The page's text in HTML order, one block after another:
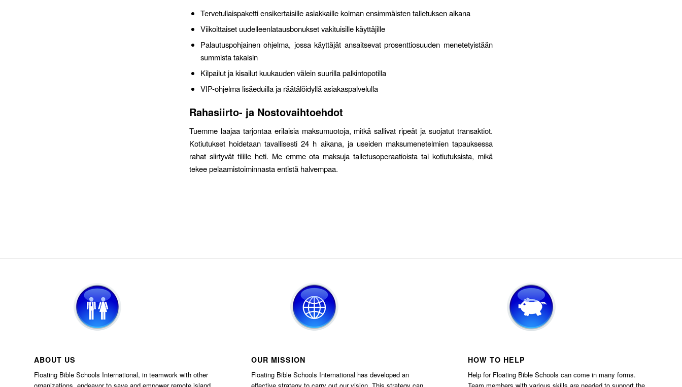
Tervetuliaispaketti ensikertaisille asiakkaille kolman ensimmäisten talletuksen aikana
Viikoittaiset uudelleenlatausbonukset vakituisille käyttäjille
Palautuspohjainen ohjelma, jossa käyttäjät ansaitsevat prosenttiosuuden menetetyistään
summista takaisin
Kilpailut ja kisailut kuukauden välein suurilla palkintopotilla
VIP-ohjelma lisäeduilla ja räätälöidyllä asiakaspalvelulla
Rahasiirto- ja Nostovaihtoehdot
Tuemme laajaa tarjontaa erilaisia maksumuotoja, mitkä sallivat ripeät ja suojatut transaktiot.
Kotiutukset hoidetaan tavallisesti 24 h aikana, ja useiden maksumenetelmien tapauksessa
rahat siirtyvät tilille heti. Me emme ota maksuja talletusoperaatioista tai kotiutuksista, mikä
tekee pelaamistoiminnasta entistä halvempaa.
ABOUT US
Floating Bible Schools International, in teamwork with other
OUR MISSION
Floating Bible Schools International has developed an
HOW TO HELP
Help for Floating Bible Schools can come in many forms.